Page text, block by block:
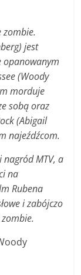
zombie.
jest
opanowanym
(Woody
morduje
sobą oraz
(Abigail
najeźdźcom.
MTV, a
na
Rubena
i zabójczo